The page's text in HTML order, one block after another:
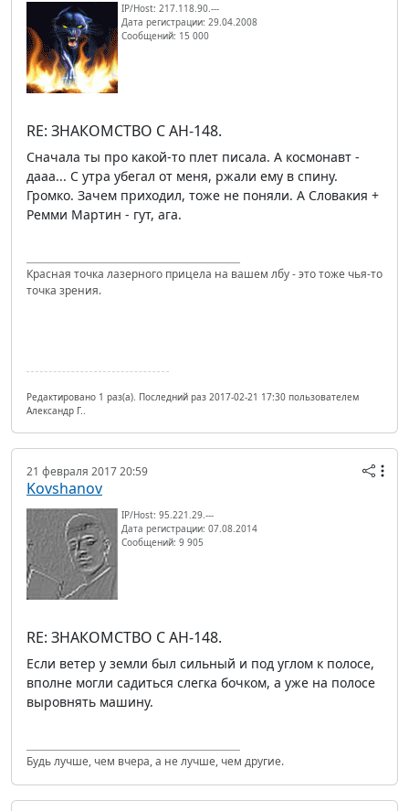
IP/Host: 217.118.90.---
Дата регистрации: 29.04.2008
Сообщений: 15 000
RE: ЗНАКОМСТВО С АН-148.
Сначала ты про какой-то плет писала. А космонавт -
дааа... С утра убегал от меня, ржали ему в спину.
Громко. Зачем приходил, тоже не поняли. А Словакия +
Ремми Мартин - гут, ага.
Красная точка лазерного прицела на вашем лбу - это тоже чья-то
точка зрения.
Редактировано 1 раз(а). Последний раз 2017-02-21 17:30 пользователем
Александр Г..
21 февраля 2017 20:59
Kovshanov
IP/Host: 95.221.29.---
Дата регистрации: 07.08.2014
Сообщений: 9 905
RE: ЗНАКОМСТВО С АН-148.
Если ветер у земли был сильный и под углом к полосе,
вполне могли садиться слегка бочком, а уже на полосе
выровнять машину.
Будь лучше, чем вчера, а не лучше, чем другие.